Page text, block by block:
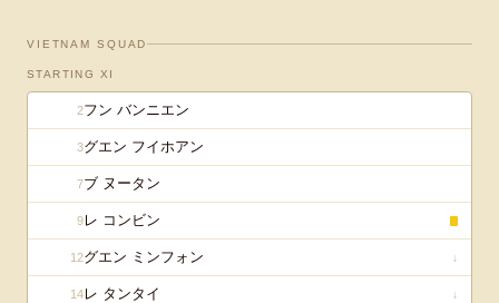
VIETNAM SQUAD
STARTING XI
2フン バンニエン
3グエン フイホアン
7ブ ヌータン
9レ コンビン
12グエン ミンフォン ↓
14レ タンタイ ↓